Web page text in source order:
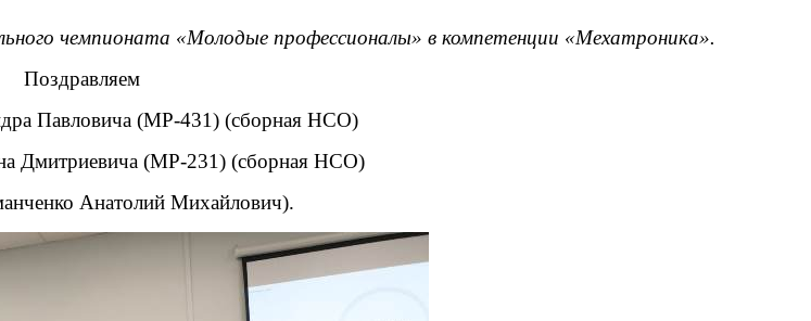
чемпионата «Молодые профессионалы» в компетенции «Мехатроника».
Поздравляем
Павловича (МР-431) (сборная НСО)
Дмитриевича (МР-231) (сборная НСО)
Анатолий Михайлович).